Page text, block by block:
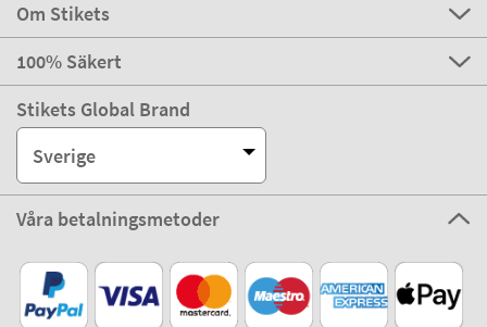
Om Stikets
100% Säkert
Stikets Global Brand
Sverige
Våra betalningsmetoder